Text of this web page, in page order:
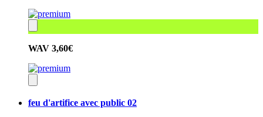
WAV 3,60€
feu d'artifice avec public 02